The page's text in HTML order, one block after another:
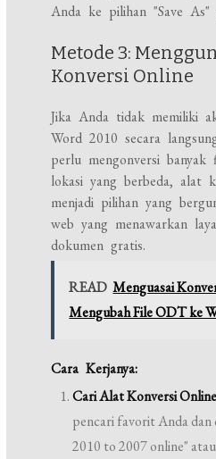
Anda ke pilihan "Save As"
Metode 3:
Konversi Online
Jika Anda tidak memiliki
Word 2010 secara
perlu mengonversi banyak
lokasi yang berbeda, alat
menjadi pilihan yang
web yang menawarkan
dokumen gratis.
READ Menguasai
Mengubah File ODT ke
Cara Kerjanya:
Cari Alat Konversi
pencari favorit Anda
2010 to 2007 online"